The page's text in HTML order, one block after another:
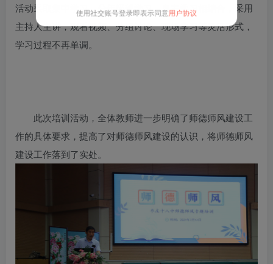
活动采取集中学习、分年级部学习、自主学习相结合，采用
主持人主讲，观看视频、分组讨论、现场学习等灵活形式，
学习过程不再单调。
此次培训活动，全体教师进一步明确了师德师风建设工
作的具体要求，提高了对师德师风建设的认识，将师德师风
建设工作落到了实处。
使用社交账号登录即表示同意用户协议